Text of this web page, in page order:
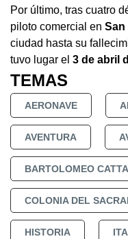
Por último, tras cuatro
piloto comercial en San
ciudad hasta su
tuvo lugar el 3 de abril
TEMAS
AERONAVE
AVENTURA
BARTOLOMEO
COLONIA DEL
HISTORIA